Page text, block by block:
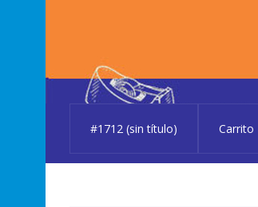
#1712 (sin título) Carrito